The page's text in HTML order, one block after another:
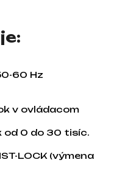
60 Hz
v ovládacom
od 0 do 30 tisíc.
LOCK (výmena